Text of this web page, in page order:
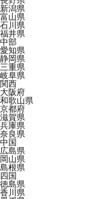
新潟県
富山県
石川県
福井県
中部
愛知県
静岡県
三重県
岐阜県
関西
大阪府
和歌山県
京都府
滋賀県
兵庫県
奈良県
中国
広島県
岡山県
島根県
四国
徳島県
香川県